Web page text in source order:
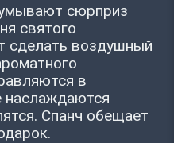
сюрприз
святого
сделать воздушный
в
наслаждаются
Спанч обещает